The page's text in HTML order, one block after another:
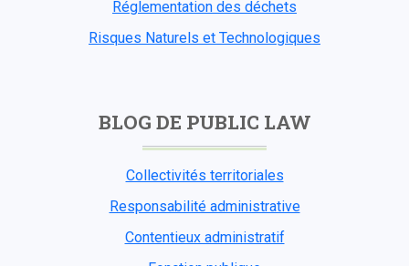
Réglementation des déchets
Risques Naturels et Technologiques
BLOG DE PUBLIC LAW
Collectivités territoriales
Responsabilité administrative
Contentieux administratif